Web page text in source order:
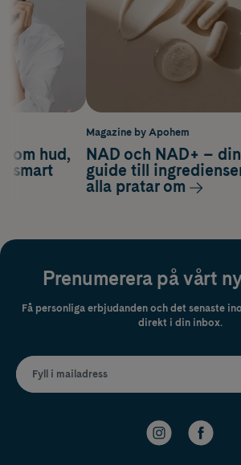
om hud,
smart
Magazine by Apohem
NAD och NAD+ – din
guide till
alla pratar om
Prenumerera på vårt
Få personliga erbjudanden och det senaste
direkt i din inbox.
Fyll i mailadress